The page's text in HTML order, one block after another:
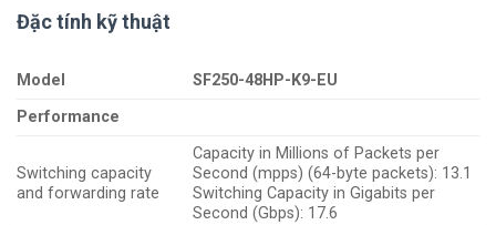
Đặc tính kỹ thuật
Model
SF250-48HP-K9-EU
Performance
Switching capacity
and forwarding rate
Capacity in Millions of Packets per
Second (mpps) (64-byte packets): 13.1
Switching Capacity in Gigabits per
Second (Gbps): 17.6